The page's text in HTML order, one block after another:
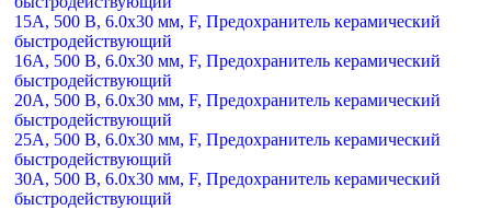
15А, 500 В, 6.0х30 мм, F, Предохранитель керамический
быстродействующий
16А, 500 В, 6.0х30 мм, F, Предохранитель керамический
быстродействующий
20А, 500 В, 6.0х30 мм, F, Предохранитель керамический
быстродействующий
25А, 500 В, 6.0х30 мм, F, Предохранитель керамический
быстродействующий
30А, 500 В, 6.0х30 мм, F, Предохранитель керамический
быстродействующий